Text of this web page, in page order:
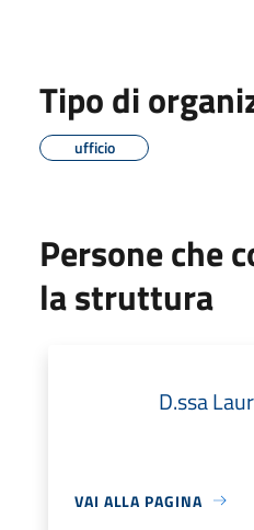
Tipo di
ufficio
Persone che
la struttura
D.ssa
VAI ALLA PAGINA